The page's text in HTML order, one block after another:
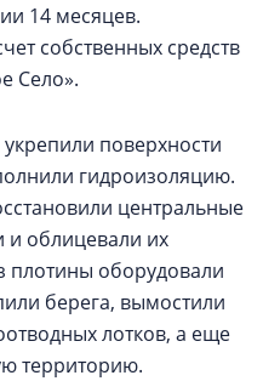
14 месяцев.
собственных средств
Село».
поверхности
гидроизоляцию.
центральные
и облицевали их
плотины оборудовали
берега, вымостили
лотков, а еще
территорию.